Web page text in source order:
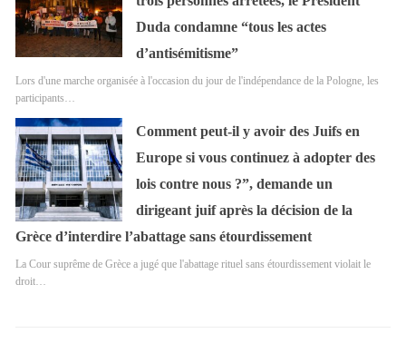
Duda condamne “tous les actes
d’antisémitisme”
Lors d'une marche organisée à l'occasion du jour de l'indépendance de la Pologne, les
participants…
Comment peut-il y avoir des Juifs en
Europe si vous continuez à adopter des
lois contre nous ?”, demande un
dirigeant juif après la décision de la
Grèce d’interdire l’abattage sans étourdissement
La Cour suprême de Grèce a jugé que l'abattage rituel sans étourdissement violait le
droit…